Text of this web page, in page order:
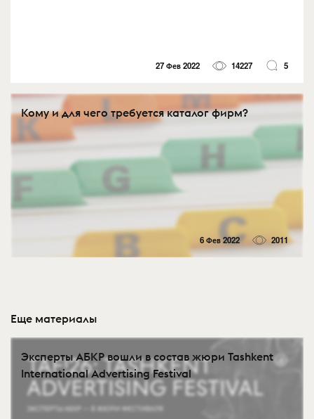
27 Фев 2022 14227 5
Кому и для чего требуется каталог фирм?
6 Фев 2022 2011
Еще материалы
Эксперты АБКР вошли в состав жюри Tashkent
International Advertising Festival